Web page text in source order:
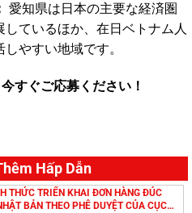
愛知県は日本の主要な経済圏
ているほか、在日ベトナム人
やすい地域です。
すぐご応募ください！
Hấp Dẫn
THỨC TRIỂN KHAI ĐƠN HÀNG ĐÚC
BẢN THEO PHÊ DUYỆT CỦA CỤC